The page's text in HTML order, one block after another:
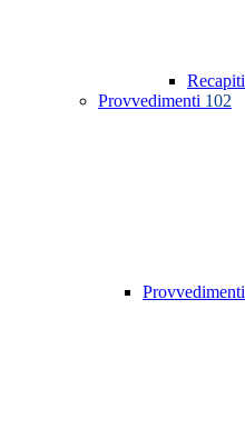
Provvedimenti 102